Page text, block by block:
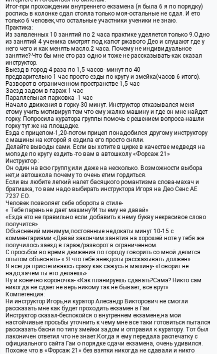
Итог-при прохождении внутреннего екзамена (я была 6 я по порядку)
роспись в колонке сдал стояла только моя-остальные не сдал. И ето
только 6 человек,что остальные участники ученики не знаю.
Практика:
Из заявленных 10 занятий по 2 часа практике уделяется только 9.Одно
из занятий 4 ученика смотрят под капот ржавого Део и слушают где у
него чего и как менять масло.2 часа. Почему не индивидуальное
занятие?-Что бы мне сто раз одно и тоже не рассказывать-как сказал
инструктор.
Выезд в город-4 раза по 1,5 часов- минут по 40
предварительно 1 час просто езды по кругу и змейка(часов 6 итого).
Разворот в ограниченном пространстве-1,5 час
Заезд задом в гараж-1 час
Параллельная парковка -1 час
Начало движения в горку-30 минут. Инструктор отказывался меня
етому учить мотивируя тем что ему жалко машину и где он мне найдет
горку. Попросила куратора группы помочь с решением вопроса-нашли
горку тут же на площадке.
Езда с прицепом-1,20-потом прицеп понадобился другому инструктору
с машины на которой я ездила его просто сняли.
Делайте выводы сами. Если вы хотите в цирке в качестве медведя на
мопэде по кругу ездить -то вам в автошколу «Форсаж 21»
Инструктор :
Он один на всю группу,или даже на несколько. Возможности выбора
нет,и автошкола почему то очень етим гордиться.
Если вы любите легкий налет басяцкого романтизма слова-махач и
братишка, то вам надо выбирать инструктора Игоря на Део Сенс АЕ
7237 ЕО.
Человек позволяет себе обороты в стиле-
« Тебе парень не дает машину?И ты ему не давай»
«Езда ето не правильно если добавить к нему букву некрасивое слово
получится»
Объяснений минимум,постоянные недокаты минут 10-15 с
комментариями «Давай закончим занятия на хорошей ноте у тебя же
получилось заезд в гараж/разворот в ограниченном.
С просьбой во время движения по городу говорить со мной делится
опытом объяснять- « Я что тебе анекдоты рассказывать должен»
Я всегда пристегиваюсь сразу как сажусь в машину- «Говорит не
надо,зачем ты ето делаешь»
Ну и конечно короночка- «Как планируешь сдавать?Сама? Никто сам
никогда не сдает не верь никому так не бывает, все врут»
Компетенция:
Ни инструктор Игорь,ни куратор Алесандр Викторович не смогли
рассказать мне как будет проходить екзамен в Гаи.
Инструктор сказал-беспокойся о внутреннем екзамене,на мои
настойчивые просьбы уточнить к чему мне все таки готовиться пытался
рассказать басни по типу змейки задом и отправил к куратору. Тот был
лаконичен ответил что не знает.Когда я ему передала распечатку с
официального сайта Гаи о порядке сдачи екзамена, очень удивился.
Похоже что в «Форсаж 21» без взятки никогда не сдавали и никто